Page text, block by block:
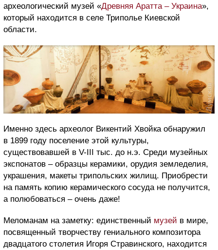
археологический музей «Древняя Аратта – Украина»,
который находится в селе Триполье Киевской
области.
Именно здесь археолог Викентий Хвойка обнаружил
в 1899 году поселение этой культуры,
существовавшей в V-III тыс. до н.э. Среди музейных
экспонатов – образцы керамики, орудия земледелия,
украшения, макеты трипольских жилищ. Приобрести
на память копию керамического сосуда не получится,
а полюбоваться – очень даже!
Меломанам на заметку: единственный музей в мире,
посвященный творчеству гениального композитора
двадцатого столетия Игоря Стравинского, находится